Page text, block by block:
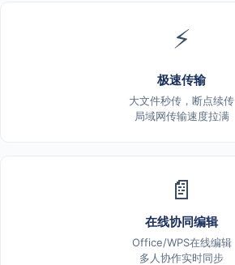
⚡
极速传输
大文件秒传，断点续传
局域网传输速度拉满
📄
在线协同编辑
Office/WPS在线编辑
多人协作实时同步